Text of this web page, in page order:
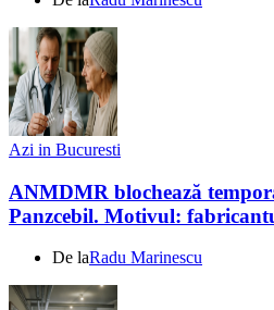
Azi in Bucuresti
ANMDMR blochează
Panzcebil. Motivul:
De laRadu Marinescu